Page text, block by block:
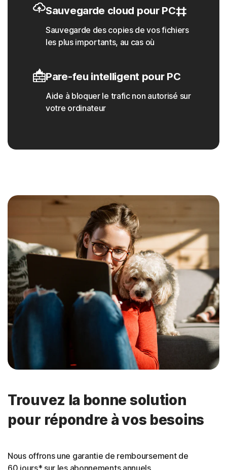
Sauvegarde cloud pour PC‡‡
Sauvegarde des copies de vos fichiers
les plus importants, au cas où
Pare-feu intelligent pour PC
Aide à bloquer le trafic non autorisé sur
votre ordinateur
Trouvez la bonne solution
pour répondre à vos besoins
Nous offrons une garantie de remboursement de
60 jours* sur les abonnements annuels.